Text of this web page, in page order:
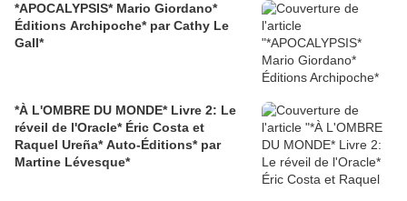
*APOCALYPSIS* Mario Giordano*
Éditions Archipoche* par Cathy Le
Gall*
*À L'OMBRE DU MONDE* Livre 2: Le
réveil de l'Oracle* Éric Costa et
Raquel Ureña* Auto-Éditions* par
Martine Lévesque*